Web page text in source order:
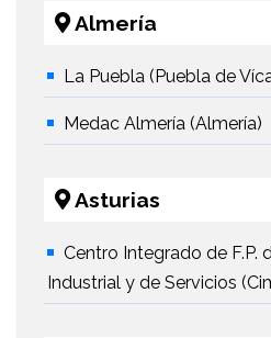
Almería
La Puebla (Puebla de
Medac Almería (Almería)
Asturias
Centro Integrado de F.P.
Industrial y de Servicios